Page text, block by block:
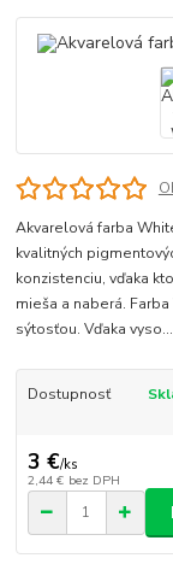
Akvarelová farba
kvalitných
konzistenciu, vďaka
mieša a naberá.
sýtosťou. Vďaka vyso...
Dostupnosť
3 €/ks
2,44 € bez DPH